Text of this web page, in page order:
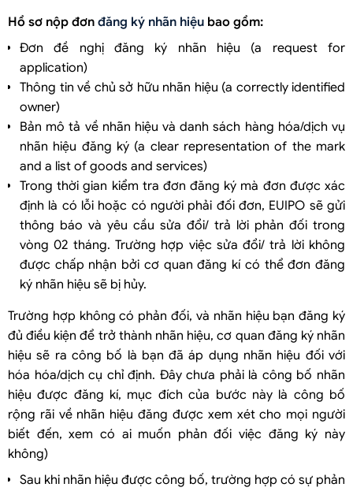
Hồ sơ nộp đơn đăng ký nhãn hiệu bao gồm:
Đơn đề nghị đăng ký nhãn hiệu (a request for
application)
Thông tin về chủ sở hữu nhãn hiệu (a correctly identified
owner)
Bản mô tả về nhãn hiệu và danh sách hàng hóa/dịch vụ
nhãn hiệu đăng ký (a clear representation of the mark
and a list of goods and services)
Trong thời gian kiểm tra đơn đăng ký mà đơn được xác
định là có lỗi hoặc có người phải đối đơn, EUIPO sẽ gửi
thông báo và yêu cầu sửa đổi/ trả lời phản đối trong
vòng 02 tháng. Trường hợp việc sửa đổi/ trả lời không
được chấp nhận bởi cơ quan đăng kí có thể đơn đăng
ký nhãn hiệu sẽ bị hủy.
Trường hợp không có phản đối, và nhãn hiệu bạn đăng ký
đủ điều kiện để trở thành nhãn hiệu, cơ quan đăng ký nhãn
hiệu sẽ ra công bố là bạn đã áp dụng nhãn hiệu đối với
hóa hóa/dịch cụ chỉ định. Đây chưa phải là công bố nhãn
hiệu được đăng kí, mục đích của bước này là công bố
rộng rãi về nhãn hiệu đăng được xem xét cho mọi người
biết đến, xem có ai muốn phản đối việc đăng ký này
không)
Sau khi nhãn hiệu được công bố, trường hợp có sự phản